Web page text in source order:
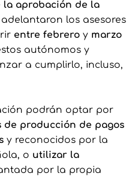
la aprobación de la
adelantaron los asesores
entre febreroy marzo
autónomos y
a cumplirlo, incluso,
podrán optar por
de producción de pagos
y reconocidos por la
o utilizar la
por la propia